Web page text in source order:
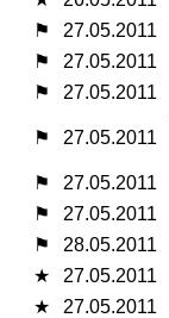
⚑
27.05.2011
⚑
27.05.2011
⚑
27.05.2011
⚑ 27.05.2011
⚑
27.05.2011
⚑
27.05.2011
⚑
28.05.2011
★
27.05.2011
★
27.05.2011